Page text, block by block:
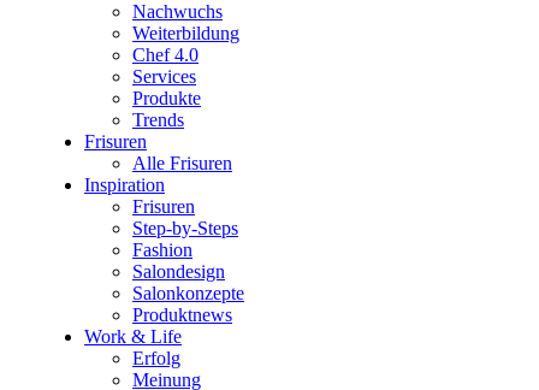
Nachwuchs
Weiterbildung
Chef 4.0
Services
Produkte
Trends
Frisuren
Alle Frisuren
Inspiration
Frisuren
Step-by-Steps
Fashion
Salondesign
Salonkonzepte
Produktnews
Work & Life
Erfolg
Meinung